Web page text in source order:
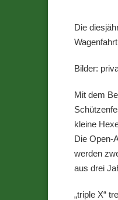
Die
Bilder:
Mit dem
kleine
Die Open-
werden
aus drei
„triple X“